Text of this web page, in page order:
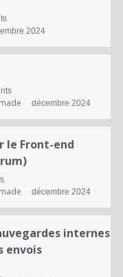
2024
décembre 2024
le Front-end
décembre 2024
internes
envois